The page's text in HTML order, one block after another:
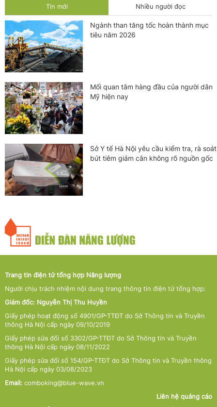
Tin mới Nhiều người đọc
Ngành than tăng tốc hoàn thành mục
tiêu năm 2026
Mối quan tâm hàng đầu của người dân
Mỹ hiện nay
Sở Y tế Hà Nội yêu cầu kiểm tra, rà soát
bút tiêm giảm cân không rõ nguồn gốc
Trang tin điện tử tổng hợp Năng lượng
Người chịu trách nhiệm nội dung trang thông tin điện tử tổng hợp:
Giám đốc: Nguyễn Thị Thu Huyền
Giấy phép hoạt động số 4901/GP-TTĐT do Sở Thông tin và Truyền
thông Hà Nội cấp ngày 09/10/2019
Giấy phép sửa đổi số 3302/GP-TTĐT do Sở Thông tin và Truyền
thông Hà Nội cấp ngày 08/11/2022
Giấy phép sửa đổi số 154/GP-TTĐT do Sở Thông tin và Truyền thông
Hà Nội cấp ngày 03/08/2023
Email: comboking@blue-wave.vn
Liên hệ quảng cáo